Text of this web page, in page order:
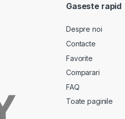
Gaseste rapid
Despre noi
Contacte
Favorite
Comparari
FAQ
Toate paginile